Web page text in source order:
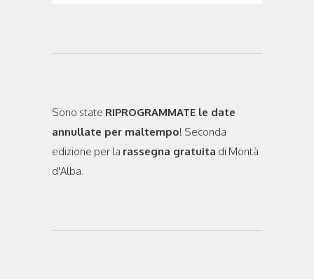
Sono state RIPROGRAMMATE le date
annullate per maltempo! Seconda
edizione per la rassegna gratuita di Montà
d'Alba.